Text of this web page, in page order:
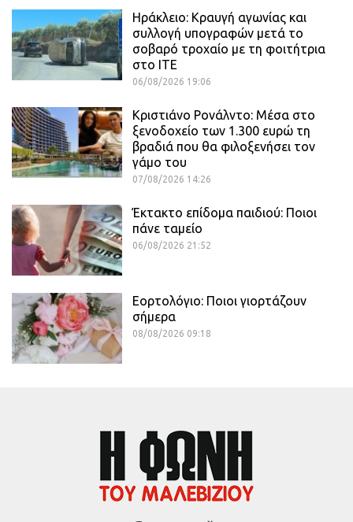
Ηράκλειο: Κραυγή αγωνίας και
συλλογή υπογραφών μετά το
σοβαρό τροχαίο με τη φοιτήτρια
στο ΙΤΕ
06/08/2026 19:06
Κριστιάνο Ρονάλντο: Μέσα στο
ξενοδοχείο των 1.300 ευρώ τη
βραδιά που θα φιλοξενήσει τον
γάμο του
07/08/2026 14:26
Έκτακτο επίδομα παιδιού: Ποιοι
πάνε ταμείο
06/08/2026 21:52
Εορτολόγιο: Ποιοι γιορτάζουν
σήμερα
08/08/2026 09:18